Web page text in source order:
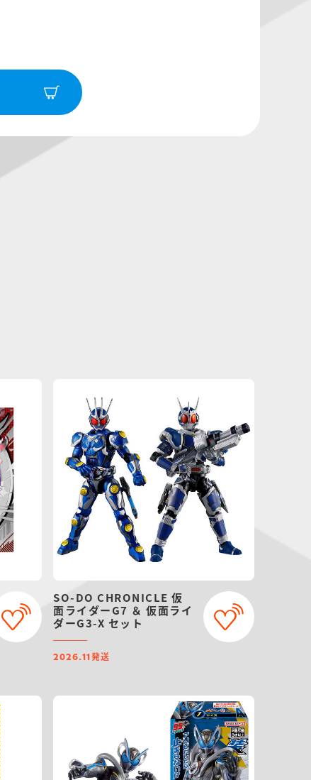
SO-DO CHRONICLE 仮
面ライダーG7 ＆ 仮面ライ
ダーG3-X セット
2026.11 発送